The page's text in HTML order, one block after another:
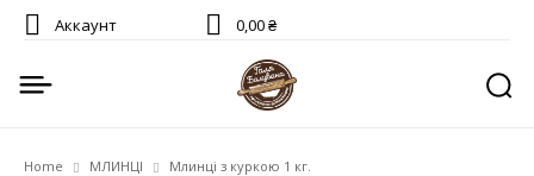
Аккаунт 0,00 ₴
Home МЛИНЦІ Млинці з куркою 1 кг.